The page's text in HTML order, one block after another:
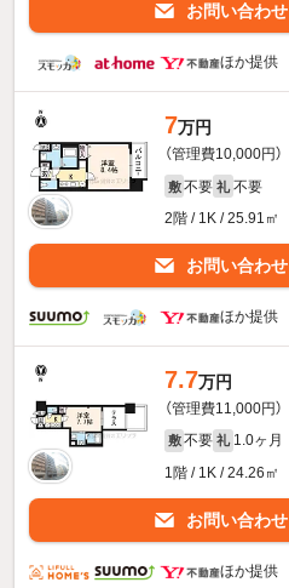
お問い合わせ
ほか提供
7万円
（管理費10,000円）
敷 不要 礼 不要
2階 / 1K / 25.91㎡
お問い合わせ
ほか提供
7.7万円
（管理費11,000円）
敷 不要 礼 1.0ヶ月
1階 / 1K / 24.26㎡
お問い合わせ
ほか提供